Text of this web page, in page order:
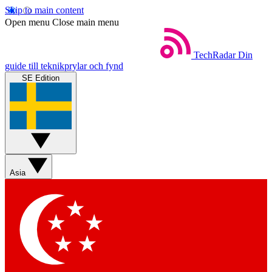
Skip to main content
Open menu Close main menu
TechRadar Din
guide till teknikprylar och fynd
SE Edition
Asia